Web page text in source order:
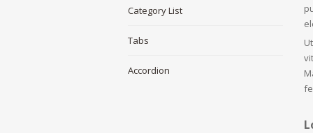
Category List
Tabs
Accordion